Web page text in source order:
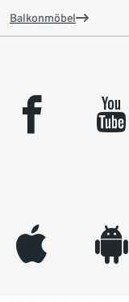
Balkonmöbel
facebook youtube
appleinc android